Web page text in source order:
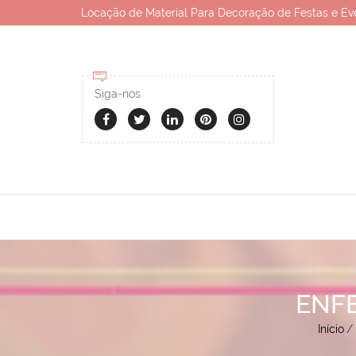
Locação de Material Para Decoração de Festas e
Siga-nos
Início /